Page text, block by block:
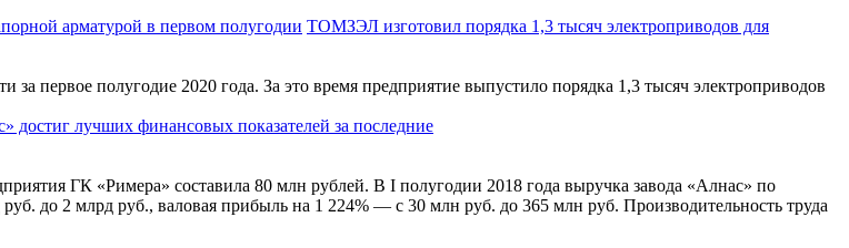
ТОМЗЭЛ изготовил порядка 1,3 тысяч электроприводов для
за первое полугодие 2020 года. За это время предприятие выпустило порядка 1,3 тысяч электроприводов
достиг лучших финансовых показателей за последние
ГК «Римера» составила 80 млн рублей. В I полугодии 2018 года выручка завода «Алнас» по
до 2 млрд руб., валовая прибыль на 1 224% — с 30 млн руб. до 365 млн руб. Производительность труда